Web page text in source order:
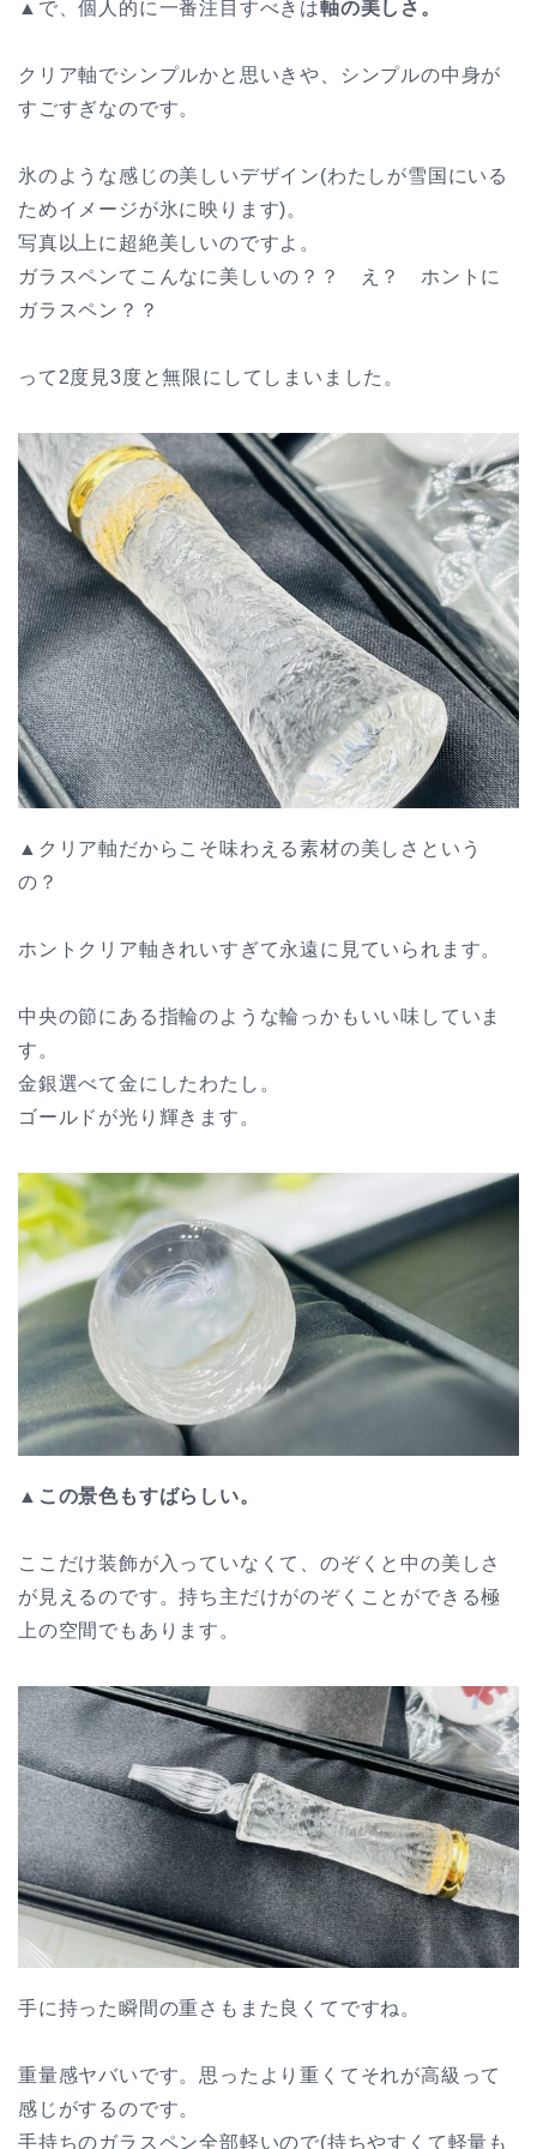
▲で、個人的に一番注目すべきは軸の美しさ。
クリア軸でシンプルかと思いきや、シンプルの中身が
すごすぎなのです。
氷のような感じの美しいデザイン(わたしが雪国にいる
ためイメージが氷に映ります)。
写真以上に超絶美しいのですよ。
ガラスペンてこんなに美しいの？？ え？ ホントに
ガラスペン？？
って2度見3度と無限にしてしまいました。
▲クリア軸だからこそ味わえる素材の美しさという
の？
ホントクリア軸きれいすぎて永遠に見ていられます。
中央の節にある指輪のような輪っかもいい味していま
す。
金銀選べて金にしたわたし。
ゴールドが光り輝きます。
▲ この景色もすばらしい。
ここだけ装飾が入っていなくて、のぞくと中の美しさ
が見えるのです。持ち主だけがのぞくことができる極
上の空間でもあります。
手に持った瞬間の重さもまた良くてですね。
重量感ヤバいです。思ったより重くてそれが高級って
感じがするのです。
手持ちのガラスペン全部軽いので(持ちやすくて軽量も